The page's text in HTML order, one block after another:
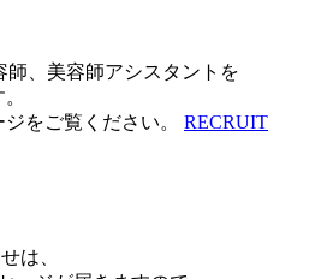
、美容師アシスタントを
をご覧ください。 RECRUIT
は、